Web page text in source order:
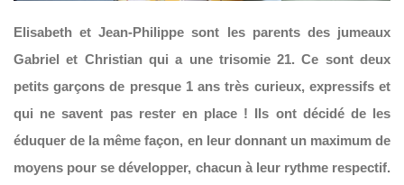
Elisabeth et Jean-Philippe sont les parents des jumeaux
Gabriel et Christian qui a une trisomie 21. Ce sont deux
petits garçons de presque 1 ans très curieux, expressifs et
qui ne savent pas rester en place ! Ils ont décidé de les
éduquer de la même façon, en leur donnant un maximum de
moyens pour se développer, chacun à leur rythme respectif.